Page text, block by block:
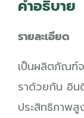
คำอธิบาย
รายละเอียด
เป็นผลิตภัณฑ์
ราด้วยกัน อิน
ประสิทธิภาพ